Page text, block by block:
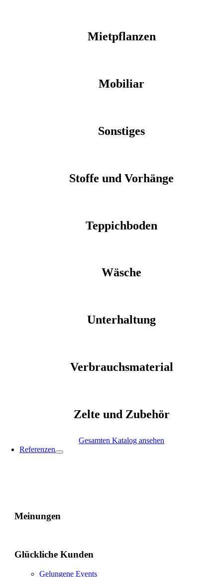
Mietpflanzen
Mobiliar
Sonstiges
Stoffe und Vorhänge
Teppichboden
Wäsche
Unterhaltung
Verbrauchsmaterial
Zelte und Zubehör
Gesamten Katalog ansehen
Referenzen
Meinungen
Glückliche Kunden
Gelungene Events